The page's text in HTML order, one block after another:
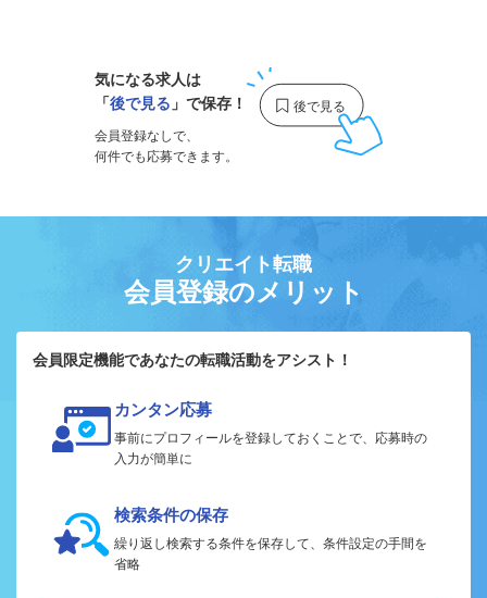
気になる求人は
「後で見る 」で保存！
会員登録なしで、
何件でも応募できます。
クリエイト転職
会員登録のメリット
会員限定機能であなたの転職活動をアシスト！
カンタン応募
事前にプロフィールを登録しておくことで、応募時の
入力が簡単に
検索条件の保存
繰り返し検索する条件を保存して、条件設定の手間を
省略